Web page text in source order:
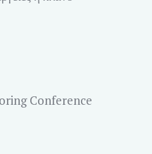
Conference